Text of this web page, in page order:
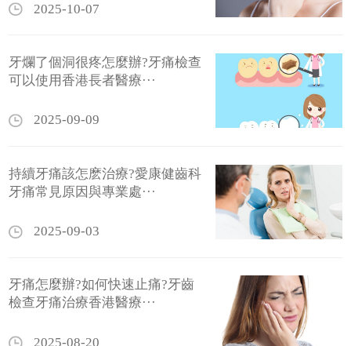
2025-10-07
牙爛了個洞很疼怎麼辦?牙痛檢查
可以使用香港長者醫療···
2025-09-09
持續牙痛該怎麽治療?愛康健齒科
牙痛常見原因與專業處···
2025-09-03
牙痛怎麼辦?如何快速止痛?牙齒
檢查牙痛治療香港醫療···
2025-08-20